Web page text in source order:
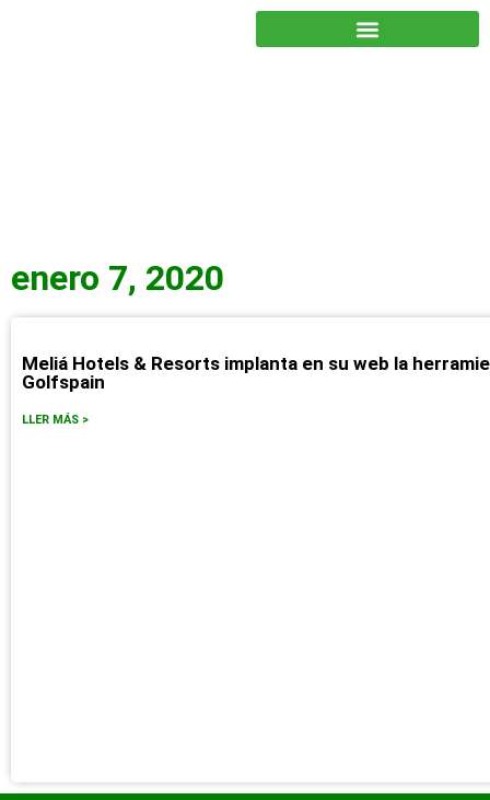
enero 7, 2020
Meliá Hotels & Resorts implanta en su web la
Golfspain
LLER MÁS >